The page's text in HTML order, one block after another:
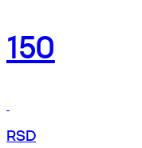
150
RSD